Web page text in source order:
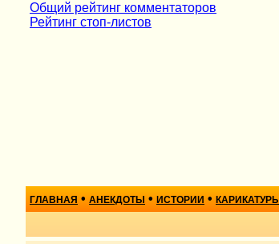
Общий рейтинг комментаторов
Рейтинг стоп-листов
ГЛАВНАЯ • АНЕКДОТЫ • ИСТОРИИ • КАРИКАТУРЫ